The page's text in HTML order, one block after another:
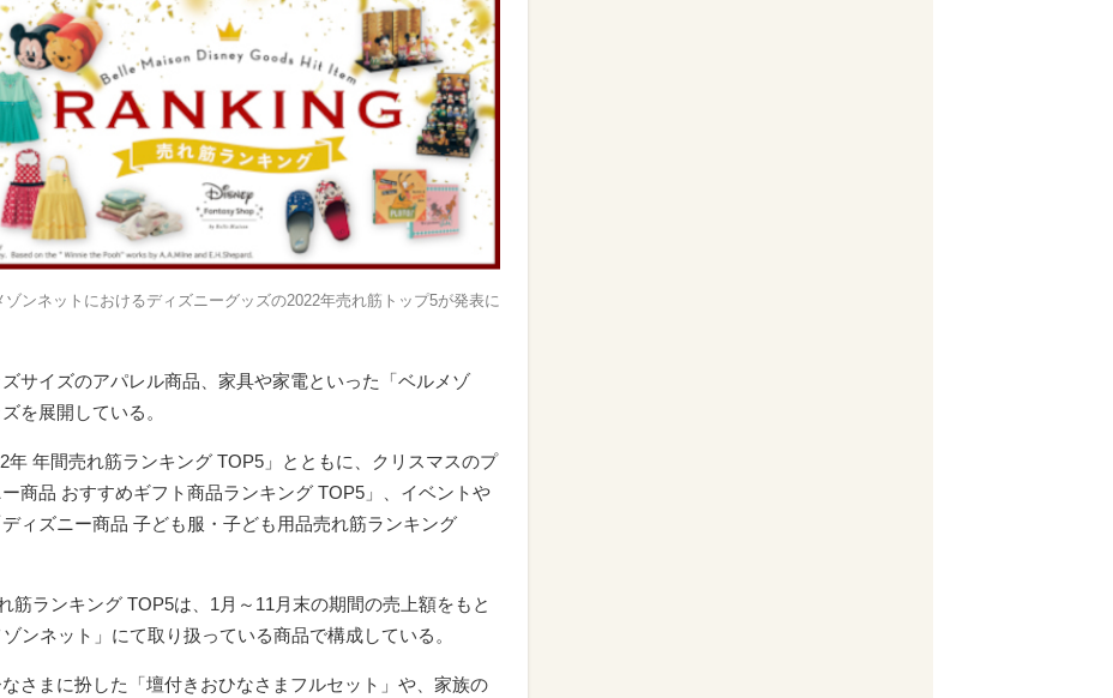
ゾンネットにおけるディズニーグッズの2022年売れ筋トップ5が発表に
サイズのアパレル商品、家具や家電といった「ベルメゾ
を展開している。
年 年間売れ筋ランキング TOP5」とともに、クリスマスのプ
商品 おすすめギフト商品ランキング TOP5」、イベントや
ィズニー商品 子ども服・子ども用品売れ筋ランキング
筋ランキング TOP5は、1月～11月末の期間の売上額をもと
ンネット」にて取り扱っている商品で構成している。
さまに扮した「壇付きおひなさまフルセット」や、家族の